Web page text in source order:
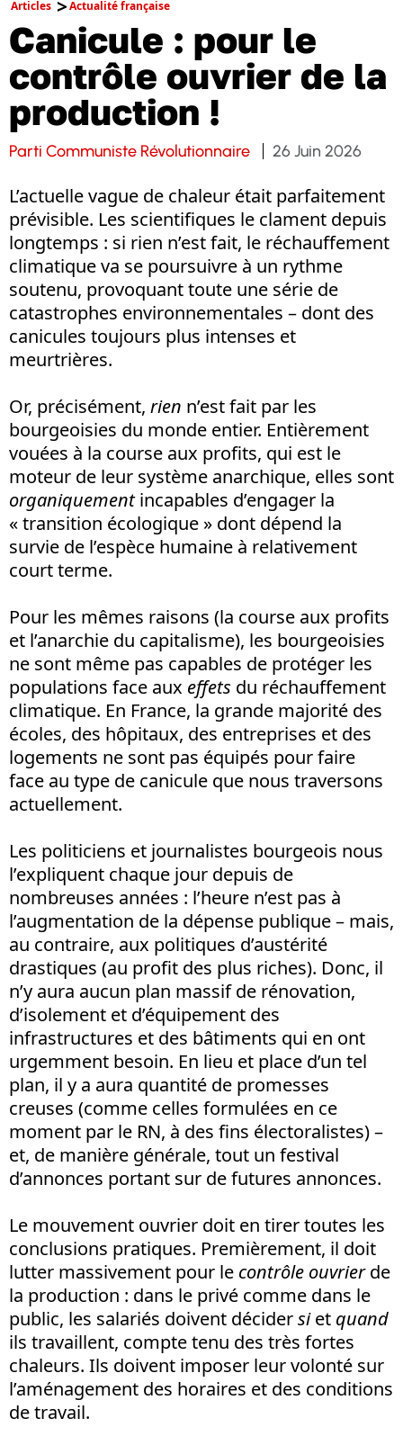
Articles Actualité française
Canicule : pour le
contrôle ouvrier de la
production !
Parti Communiste Révolutionnaire 26 Juin 2026
L’actuelle vague de chaleur était parfaitement
prévisible. Les scientifiques le clament depuis
longtemps : si rien n’est fait, le réchauffement
climatique va se poursuivre à un rythme
soutenu, provoquant toute une série de
catastrophes environnementales – dont des
canicules toujours plus intenses et
meurtrières.
Or, précisément, rien n’est fait par les
bourgeoisies du monde entier. Entièrement
vouées à la course aux profits, qui est le
moteur de leur système anarchique, elles sont
organiquementincapables d’engager la
« transition écologique » dont dépend la
survie de l’espèce humaine à relativement
court terme.
Pour les mêmes raisons (la course aux profits
et l’anarchie du capitalisme), les bourgeoisies
ne sont même pas capables de protéger les
populations face aux effets du réchauffement
climatique. En France, la grande majorité des
écoles, des hôpitaux, des entreprises et des
logements ne sont pas équipés pour faire
face au type de canicule que nous traversons
actuellement.
Les politiciens et journalistes bourgeois nous
l’expliquent chaque jour depuis de
nombreuses années : l’heure n’est pas à
l’augmentation de la dépense publique – mais,
au contraire, aux politiques d’austérité
drastiques (au profit des plus riches). Donc, il
n’y aura aucun plan massif de rénovation,
d’isolement et d’équipement des
infrastructures et des bâtiments qui en ont
urgemment besoin. En lieu et place d’un tel
plan, il y a aura quantité de promesses
creuses (comme celles formulées en ce
moment par le RN, à des fins électoralistes) –
et, de manière générale, tout un festival
d’annonces portant sur de futures annonces.
Le mouvement ouvrier doit en tirer toutes les
conclusions pratiques. Premièrement, il doit
lutter massivement pour le contrôle ouvrierde
la production : dans le privé comme dans le
public, les salariés doivent décidersiet quand
ils travaillent, compte tenu des très fortes
chaleurs. Ils doivent imposer leur volonté sur
l’aménagement des horaires et des conditions
de travail.